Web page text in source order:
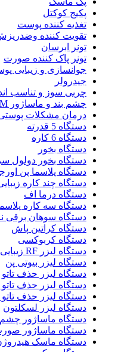
پکیج کوکتل
تغذیه کننده پوست
تقویت کننده
تونر ابرسان
تونر پاک کننده صورت
جوانسازی و زیبایی
جیدرولر
چربی سوز و تناسب
چشم بند و ماساژور OSIM مدل OS-141
درمان مشکلات
دستگاه 5 قدرته
دستگاه 6 کاره
دستگاه بخور
دستگاه بخور دولول
دستگاه پلاسما پن
دستگاه چند کاره
دستگاه درما اف
دستگاه سه کاره
دستگاه سوهان برقی
دستگاه کراتین پاش
دستگاه کربوکسی
دستگاه لیزر RF زیبایی و لاغری موضعی صورت و بدن
دستگاه لیزر بیوتی پن
دستگاه لیزر حذف تاتو
دستگاه لیزر حذف
دستگاه لیزر حذف
دستگاه لیزر لسکلتون
دستگاه ماساژور چشم
دستگاه ماساژور
دستگاه ماسک